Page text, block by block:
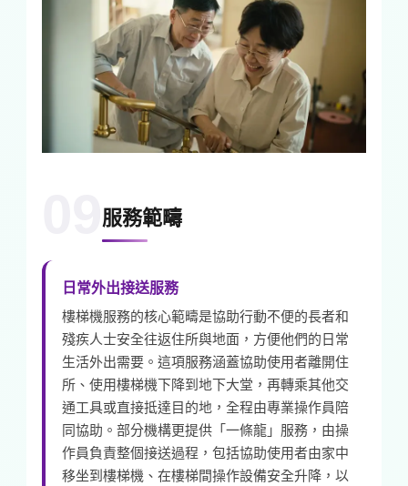
09服務範疇
日常外出接送服務
樓梯機服務的核心範疇是協助行動不便的長者和
殘疾人士安全往返住所與地面，方便他們的日常
生活外出需要。這項服務涵蓋協助使用者離開住
所、使用樓梯機下降到地下大堂，再轉乘其他交
通工具或直接抵達目的地，全程由專業操作員陪
同協助。部分機構更提供「一條龍」服務，由操
作員負責整個接送過程，包括協助使用者由家中
移坐到樓梯機、在樓梯間操作設備安全升降，以